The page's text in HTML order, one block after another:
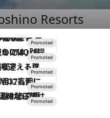
Resorts
は気兼ねなくホテルで！」
手法で満喫！